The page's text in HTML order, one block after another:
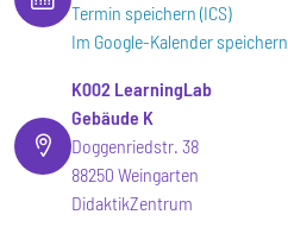
Termin speichern (ICS)
Im Google-Kalender speichern
K002 LearningLab
Gebäude K
Doggenriedstr. 38
88250 Weingarten
DidaktikZentrum